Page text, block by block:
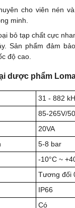
cho viên nén
minh.
bỏ tạp chất cực
Sản phẩm đảm
độ cao.
dược phẩm
31 - 882
85-265V/
20VA
5-8 bar
-10°C ~
Tương đối
IP66
Có